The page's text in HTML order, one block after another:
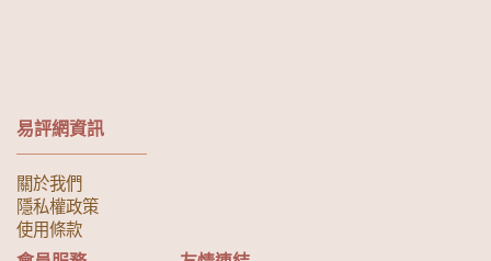
易評網資訊
關於我們
隱私權政策
使用條款